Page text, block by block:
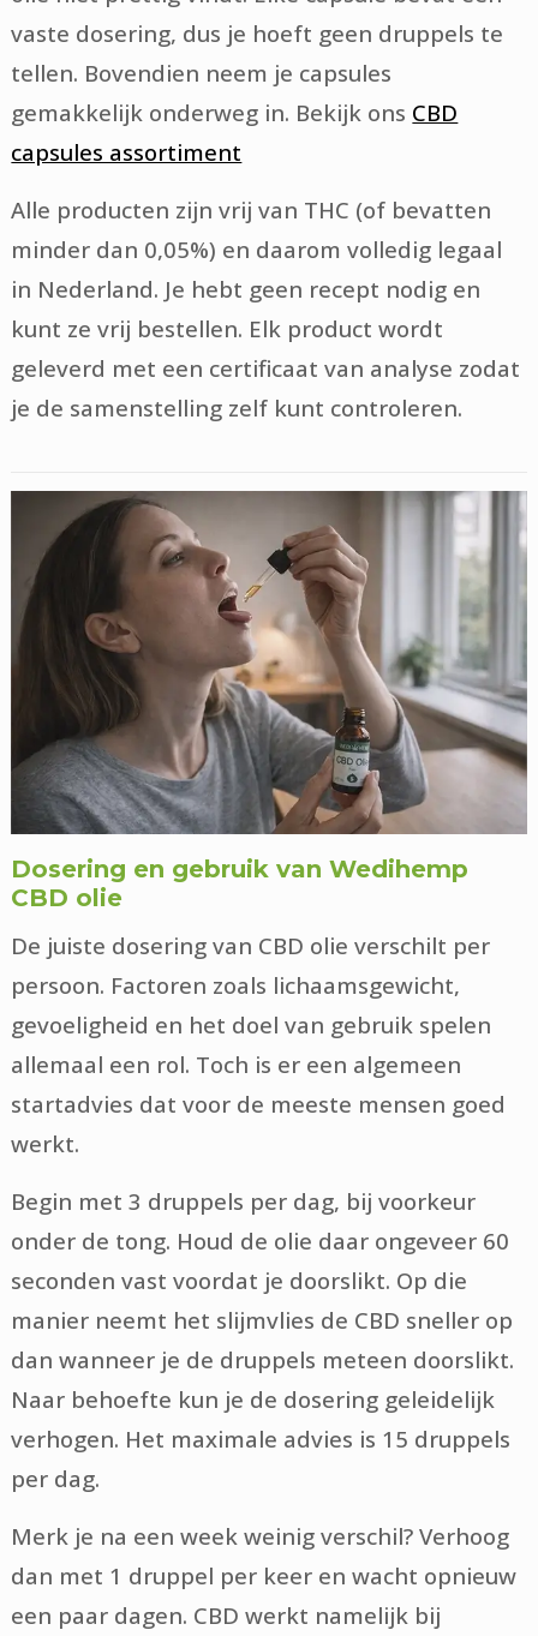
vaste dosering, dus je hoeft geen druppels te
tellen. Bovendien neem je capsules
gemakkelijk onderweg in. Bekijk ons CBD
capsules assortiment
Alle producten zijn vrij van THC (of bevatten
minder dan 0,05%) en daarom volledig legaal
in Nederland. Je hebt geen recept nodig en
kunt ze vrij bestellen. Elk product wordt
geleverd met een certificaat van analyse zodat
je de samenstelling zelf kunt controleren.
Dosering en gebruik van Wedihemp
CBD olie
De juiste dosering van CBD olie verschilt per
persoon. Factoren zoals lichaamsgewicht,
gevoeligheid en het doel van gebruik spelen
allemaal een rol. Toch is er een algemeen
startadvies dat voor de meeste mensen goed
werkt.
Begin met 3 druppels per dag, bij voorkeur
onder de tong. Houd de olie daar ongeveer 60
seconden vast voordat je doorslikt. Op die
manier neemt het slijmvlies de CBD sneller op
dan wanneer je de druppels meteen doorslikt.
Naar behoefte kun je de dosering geleidelijk
verhogen. Het maximale advies is 15 druppels
per dag.
Merk je na een week weinig verschil? Verhoog
dan met 1 druppel per keer en wacht opnieuw
een paar dagen. CBD werkt namelijk bij